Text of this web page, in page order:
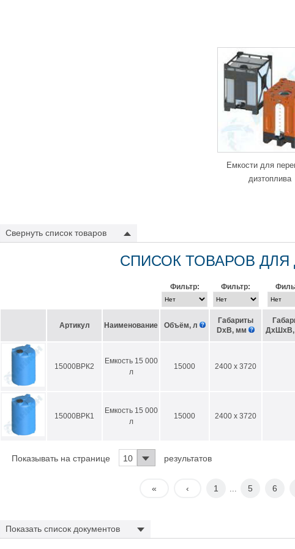
Квадратные емкости в металлической и пластиковой обрешетке
Компания ООО «АНИОН» производит емкости для хранения дизтоплива из
полиэтилена, который легко поддается ремонту. Это значительно повышает
сварочного пруткаи
настолько проста, что не требует вызова специалиста и больших затрат на
Приобретая топливную полиэтиленовую емкость в компании ООО «АНИОН»,
бака к системе отопления, ведь на нашем сайте Вы найдете все
фильтры и т.д. Специально для Вашего удобства нами были разработаны
для емкостей от 250 до 2000 литров
Кроме того, если Вам необходимо установить в емкости или баке под
Остались вопросы? Звоните по бесплатному номеру 8 (800) 505-59-55,
наши
дизельного топлива.
Емкости для
дизтоплива
Свернуть список товаров
СПИСОК ТОВАРОВ
Фильтр: Фильтр:
Артикул Наименование Объём, л
Габариты
DхВ, мм
15000ВРК2
Емкость 15 000
л
15000 2400 x 3720
15000ВРК1
Емкость 15 000
л
15000 2400 x 3720
« ‹ 1 ... 5 6
Показывать на странице 10 результатов
Показать список документов